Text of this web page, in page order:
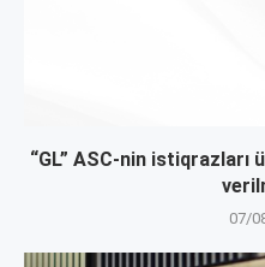
“GL” ASC-nin istiqrazları
07/